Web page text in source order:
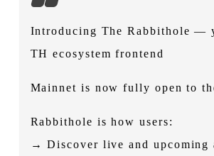
Introducing The Rabbithole —
TH ecosystem frontend
Mainnet is now fully open to
Rabbithole is how users:
→ Discover live and upcoming